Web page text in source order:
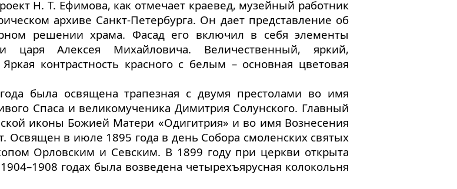
Н. Т. Ефимова, как отмечает краевед, музейный работник
архиве Санкт-Петербурга. Он дает представление об
решении храма. Фасад его включил в себя элементы
царя Алексея Михайловича. Величественный, яркий,
контрастность красного с белым – основная цветовая
была освящена трапезная с двумя престолами во имя
Спаса и великомученика Димитрия Солунского. Главный
иконы Божией Матери «Одигитрия» и во имя Вознесения
Освящен в июле 1895 года в день Собора смоленских святых
Орловским и Севским. В 1899 году при церкви открыта
годах была возведена четырехъярусная колокольня